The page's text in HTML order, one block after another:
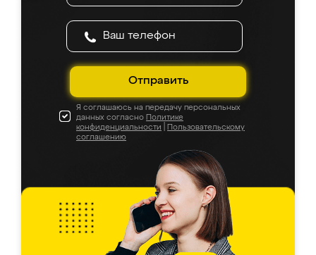
Отправить
Я соглашаюсь на передачу персональных
данных согласно Политике
конфиденциальности
Пользовательскому
соглашению